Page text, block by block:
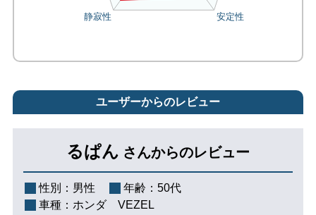
ユーザーからのレビュー
るぱん さんからのレビュー
性別： 男性 年齢： 50代
車種： ホンダ VEZEL